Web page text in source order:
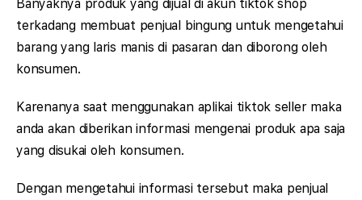
Banyaknya produk yang dijual di akun tiktok shop
terkadang membuat penjual bingung untuk mengetahui
barang yang laris manis di pasaran dan diborong oleh
konsumen.
Karenanya saat menggunakan aplikai tiktok seller maka
anda akan diberikan informasi mengenai produk apa saja
yang disukai oleh konsumen.
Dengan mengetahui informasi tersebut maka penjual